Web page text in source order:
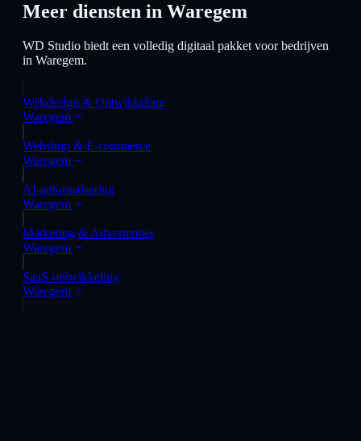
Meer diensten in Waregem
WD Studio biedt een volledig digitaal pakket voor bedrijven
in Waregem.
Webdesign & Ontwikkeling
Waregem
Webshop & E-commerce
Waregem
AI-automatisering
Waregem
Marketing & Advertenties
Waregem
SaaS-ontwikkeling
Waregem